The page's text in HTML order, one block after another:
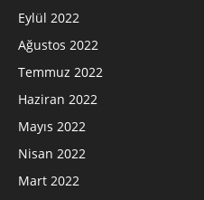
Eylül 2022
Ağustos 2022
Temmuz 2022
Haziran 2022
Mayıs 2022
Nisan 2022
Mart 2022